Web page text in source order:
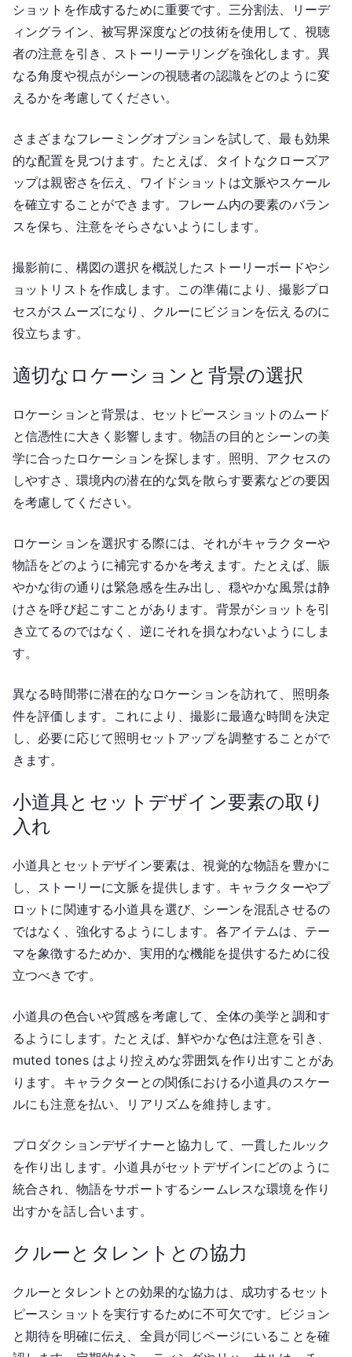
ショットを作成するために重要です。三分割法、リーデ
ィングライン、被写界深度などの技術を使用して、視聴
者の注意を引き、ストーリーテリングを強化します。異
なる角度や視点がシーンの視聴者の認識をどのように変
えるかを考慮してください。
さまざまなフレーミングオプションを試して、最も効果
的な配置を見つけます。たとえば、タイトなクローズア
ップは親密さを伝え、ワイドショットは文脈やスケール
を確立することができます。フレーム内の要素のバラン
スを保ち、注意をそらさないようにします。
撮影前に、構図の選択を概説したストーリーボードやシ
ョットリストを作成します。この準備により、撮影プロ
セスがスムーズになり、クルーにビジョンを伝えるのに
役立ちます。
適切なロケーションと背景の選択
ロケーションと背景は、セットピースショットのムード
と信憑性に大きく影響します。物語の目的とシーンの美
学に合ったロケーションを探します。照明、アクセスの
しやすさ、環境内の潜在的な気を散らす要素などの要因
を考慮してください。
ロケーションを選択する際には、それがキャラクターや
物語をどのように補完するかを考えます。たとえば、賑
やかな街の通りは緊急感を生み出し、穏やかな風景は静
けさを呼び起こすことがあります。背景がショットを引
き立てるのではなく、逆にそれを損なわないようにしま
す。
異なる時間帯に潜在的なロケーションを訪れて、照明条
件を評価します。これにより、撮影に最適な時間を決定
し、必要に応じて照明セットアップを調整することがで
きます。
小道具とセットデザイン要素の取り
入れ
小道具とセットデザイン要素は、視覚的な物語を豊かに
し、ストーリーに文脈を提供します。キャラクターやプ
ロットに関連する小道具を選び、シーンを混乱させるの
ではなく、強化するようにします。各アイテムは、テー
マを象徴するためか、実用的な機能を提供するために役
立つべきです。
小道具の色合いや質感を考慮して、全体の美学と調和す
るようにします。たとえば、鮮やかな色は注意を引き、
muted tones はより控えめな雰囲気を作り出すことがあ
ります。キャラクターとの関係における小道具のスケー
ルにも注意を払い、リアリズムを維持します。
プロダクションデザイナーと協力して、一貫したルック
を作り出します。小道具がセットデザインにどのように
統合され、物語をサポートするシームレスな環境を作り
出すかを話し合います。
クルーとタレントとの協力
クルーとタレントとの効果的な協力は、成功するセット
ピースショットを実行するために不可欠です。ビジョン
と期待を明確に伝え、全員が同じページにいることを確